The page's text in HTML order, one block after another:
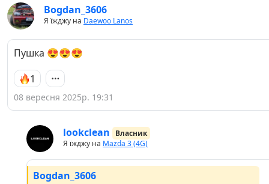
Bogdan_3606
Я їжджу на Daewoo Lanos
Пушка 😍😍😍
1
08 вересня 2025р. 19:31
lookclean
Власник
Я їжджу на Mazda 3 (4G)
Bogdan_3606